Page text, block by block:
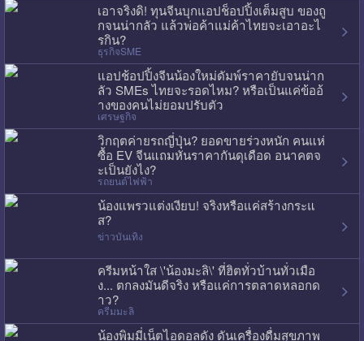
เอาจริงดิ! ทุนจีนบุกแอปช็อปปิ้งเต็มสูบ ของถู
กจนน่ากลัว แล้วพ่อค้าแม่ค้าไทยจะเอาอะไ
รกิน?
ธุรกิจSME
แอปช้อปปิ้งจีนน้องใหม่ดัมพ์ราคายับจนน่าก
ลัว SMEs ไทยจะรอดไหม? หรือเป็นแค่ข้ออ้
างของคนไม่ยอมปรับตัว
เศรษฐกิจ
วิกฤตค่ายรถญี่ปุ่น? ยอดขายร่วงหนัก คนแห่
ซื้อ EV จีนแถมหั่นราคากันดุเดือด อนาคตจ
ะเป็นยังไง?
รถยนต์ไฟฟ้า
น้องแพรวแต่งเงียบ! จริงหรือแค่สร้างกระแ
ส?
ข่าวบันเทิง
ครีมหน้าใส \'น้องมะลิ\' ที่ฮิตทั่วบ้านทั่วเมือ
ง... ตกลงมันดีจริง หรือแค่การตลาดหลอกด
าว?
ครีมมะลิ
น้องพิมมี่เน็ตไอดอลดัง ดันเครื่องดื่มสุขภาพ